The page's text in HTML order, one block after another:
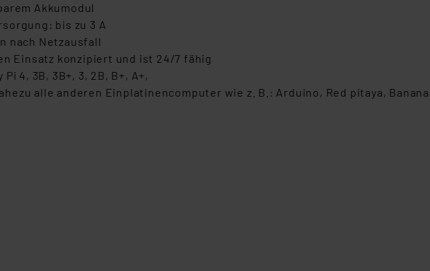
in Überwachungsprogrammen verarbeiten, ohne dass hiergegen Klagemöglichkeiten
Kooperation mit diesen Dienstleistern stützt sich auf die
sowie einer eigenen Beurteilung der mit der Datenübermittlung, insbesondere
verbundenen Risiken.“
|Datenschutzerklärung
Akkumodul
bis zu 3 A
nach Netzausfall
Einsatz konzipiert und ist 24/7 fähig
4, 3B, 3B+, 3, 2B, B+, A+,
alle anderen Einplatinencomputer wie z. B.: Arduino, Red pitaya,